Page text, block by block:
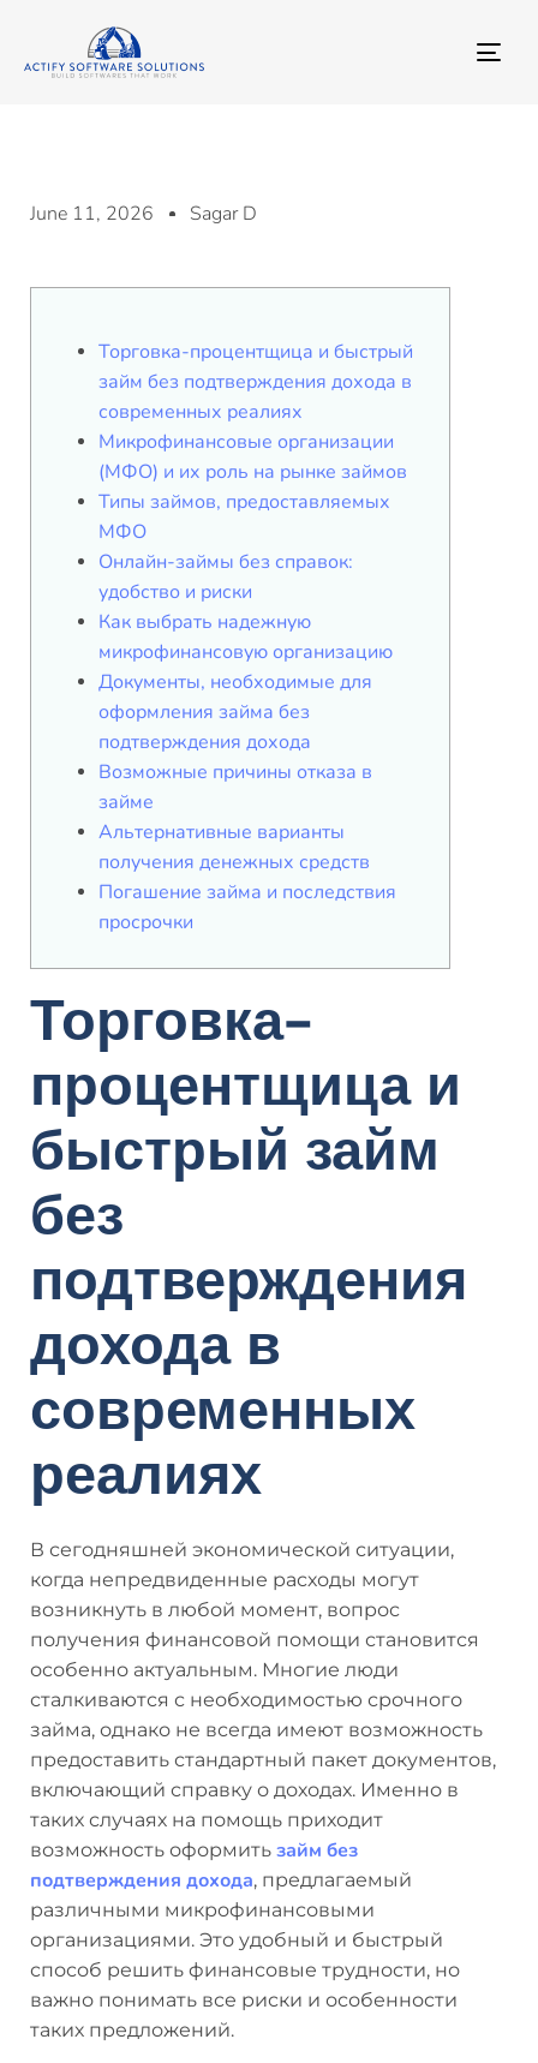
June 11, 2026 Sagar D
Торговка-процентщица и быстрый
займ без подтверждения дохода в
современных реалиях
Микрофинансовые организации
(МФО) и их роль на рынке займов
Типы займов, предоставляемых
МФО
Онлайн-займы без справок:
удобство и риски
Как выбрать надежную
микрофинансовую организацию
Документы, необходимые для
оформления займа без
подтверждения дохода
Возможные причины отказа в
займе
Альтернативные варианты
получения денежных средств
Погашение займа и последствия
просрочки
Торговка-
процентщица и
быстрый займ
без
подтверждения
дохода в
современных
реалиях
В сегодняшней экономической ситуации,
когда непредвиденные расходы могут
возникнуть в любой момент, вопрос
получения финансовой помощи становится
особенно актуальным. Многие люди
сталкиваются с необходимостью срочного
займа, однако не всегда имеют возможность
предоставить стандартный пакет документов,
включающий справку о доходах. Именно в
таких случаях на помощь приходит
возможность оформить займ без
подтверждения дохода, предлагаемый
различными микрофинансовыми
организациями. Это удобный и быстрый
способ решить финансовые трудности, но
важно понимать все риски и особенности
таких предложений.